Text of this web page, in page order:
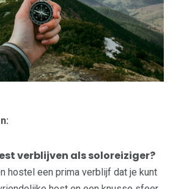
verblijven als soloreiziger?
hostel een prima verblijf dat je kunt